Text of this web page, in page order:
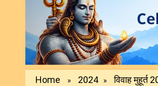
Home » 2024 » विवाह मुहूर्त